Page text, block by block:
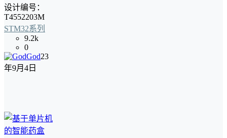
设计编号：
T4552203M
STM32系列
9.2k
0
God23
年9月4日